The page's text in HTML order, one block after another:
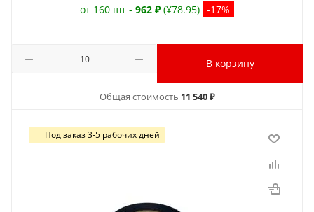
от 160 шт - 962 ₽ (¥78.95) -17%
В корзину
Общая стоимость 11 540 ₽
Под заказ 3-5 рабочих дней